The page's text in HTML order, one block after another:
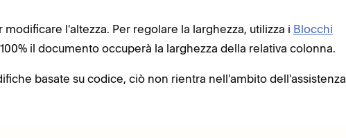
l'altezza. Per regolare la larghezza, utilizza i Blocchi
il documento occuperà la larghezza della relativa colonna.
basate su codice, ciò non rientra nell'ambito dell'assistenza